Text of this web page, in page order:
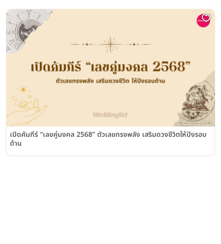
เปิดคัมภีร์ "เลขคู่มงคล 2568” ตัวเลขทรงพลัง เสริมดวงชีวิตให้ปังรอบ
ด้าน